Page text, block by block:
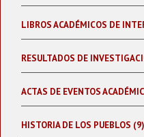
LIBROS ACADÉMICOS DE
RESULTADOS DE
ACTAS DE EVENTOS
HISTORIA DE LOS PUEBLOS (9)